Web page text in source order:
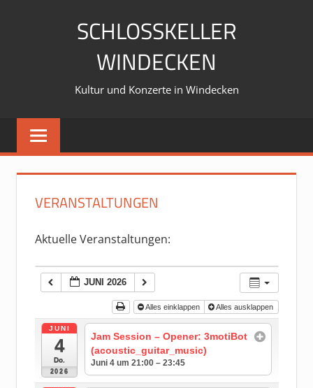
SCHLOSSKELLER
WINDECKEN
Kultur und Konzerte in Windecken
VERANSTALTUNGEN
Aktuelle Veranstaltungen:
JUNI 2026
Alles einklappen Alles ausklappen
JUNI
4
Do.
2026
Jam Session – Opener: 3motiBot
(acoustic_guitar_music)
Juni 4 um 21:00 – 23:45